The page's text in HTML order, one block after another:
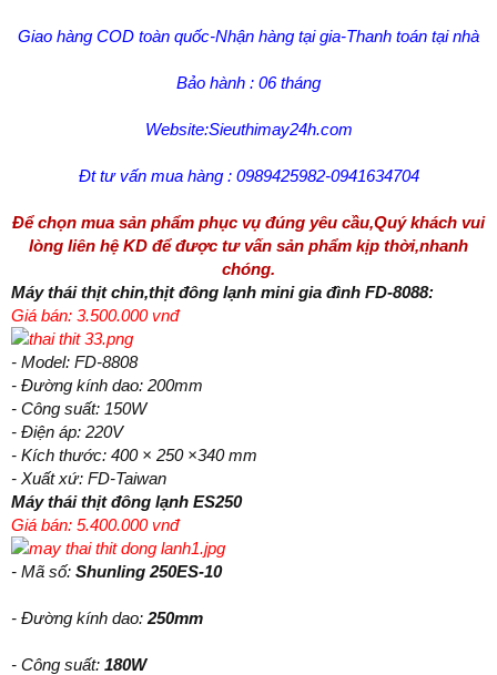
Giao hàng COD toàn quốc-Nhận hàng tại gia-Thanh toán tại nhà
Bảo hành : 06 tháng
Website:Sieuthimay24h.com
Đt tư vấn mua hàng : 0989425982-0941634704
Để chọn mua sản phẩm phục vụ đúng yêu cầu,Quý khách vui
lòng liên hệ KD để được tư vấn sản phẩm kịp thời,nhanh
chóng.
Máy thái thịt chin,thịt đông lạnh mini gia đình FD-8088:
Giá bán: 3.500.000 vnđ
- Model: FD-8808
- Đường kính dao: 200mm
- Công suất: 150W
- Điện áp: 220V
- Kích thước: 400 × 250 ×340 mm
- Xuất xứ: FD-Taiwan
Máy thái thịt đông lạnh ES250
Giá bán: 5.400.000 vnđ
- Mã số: Shunling 250ES-10
- Đường kính dao: 250mm
- Công suất: 180W